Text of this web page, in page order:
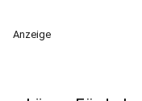
Anzeige